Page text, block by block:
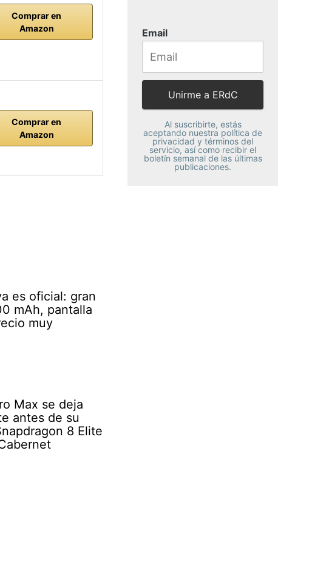
Comprar en
Amazon
Comprar en
Amazon
es oficial: gran
mAh, pantalla
muy
Max se deja
antes de su
8 Elite
Email
Al suscribirte, estás
aceptando nuestra política de
privacidad y términos del
servicio, así como recibir el
boletín semanal de las últimas
publicaciones.